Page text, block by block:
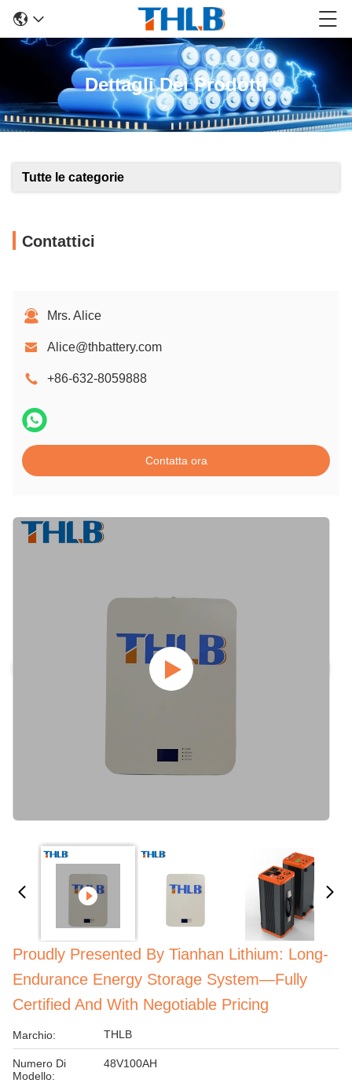
Dettagli Dei Prodotti
Tutte le categorie
Contattici
Mrs. Alice
Alice@thbattery.com
+86-632-8059888
Contatta ora
Proudly Presented By Tianhan Lithium: Long-
Endurance Energy Storage System—Fully
Certified And With Negotiable Pricing
Marchio: THLB
Numero Di
Modello:
48V100AH